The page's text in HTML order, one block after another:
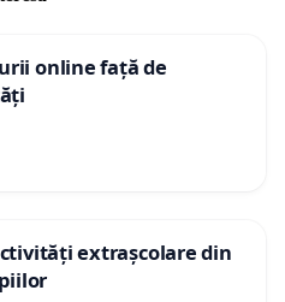
online față de
extrașcolare din